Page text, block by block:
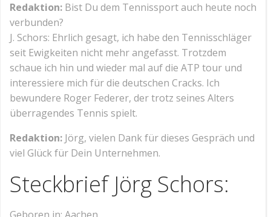
Redaktion: Bist Du dem Tennissport auch heute noch
verbunden?
J. Schors: Ehrlich gesagt, ich habe den Tennisschläger
seit Ewigkeiten nicht mehr angefasst. Trotzdem
schaue ich hin und wieder mal auf die ATP tour und
interessiere mich für die deutschen Cracks. Ich
bewundere Roger Federer, der trotz seines Alters
überragendes Tennis spielt.
Redaktion: Jörg, vielen Dank für dieses Gespräch und
viel Glück für Dein Unternehmen.
Steckbrief Jörg Schors: